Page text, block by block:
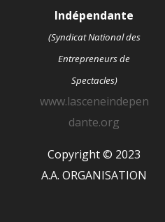
Indépendante
(Syndicat National des
Entrepreneurs de
Spectacles)
www.lasceneindepen
dante.org
Copyright © 2023
A.A. ORGANISATION